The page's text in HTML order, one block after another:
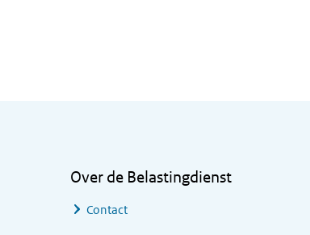
Over de Belastingdienst
Contact